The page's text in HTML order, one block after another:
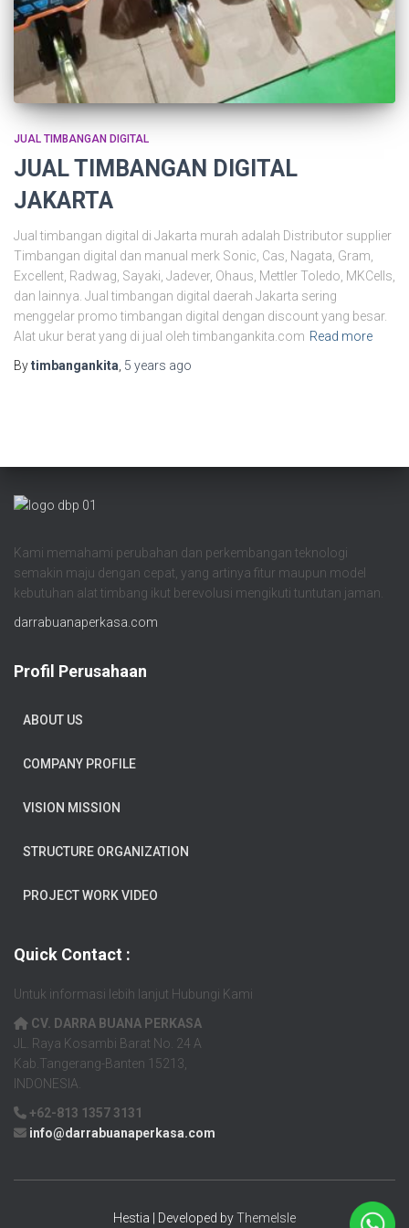
JUAL TIMBANGAN DIGITAL
JUAL TIMBANGAN DIGITAL
JAKARTA
Jual timbangan digital di Jakarta murah adalah Distributor supplier
Timbangan digital dan manual merk Sonic, Cas, Nagata, Gram,
Excellent, Radwag, Sayaki, Jadever, Ohaus, Mettler Toledo, MKCells,
dan lainnya. Jual timbangan digital daerah Jakarta sering
menggelar promo timbangan digital dengan discount yang besar.
Alat ukur berat yang di jual oleh timbangankita.com Read more
Bytimbangankita 5 years ago
Kami memahami perubahan dan perkembangan teknologi
semakin maju dengan cepat, yang artinya fitur maupun model
kebutuhan alat timbang ikut berevolusi mengikuti tuntutan jaman.
darrabuanaperkasa.com
Profil Perusahaan
ABOUT US
COMPANY PROFILE
VISION MISSION
STRUCTURE ORGANIZATION
PROJECT WORK VIDEO
Quick Contact :
Untuk informasi lebih lanjut Hubungi Kami
CV. DARRA BUANA PERKASA
JL. Raya Kosambi Barat No. 24 A
Kab.Tangerang-Banten 15213,
INDONESIA.
+62-813 1357 3131
info@darrabuanaperkasa.com
Hestia | Developed byThemeIsle